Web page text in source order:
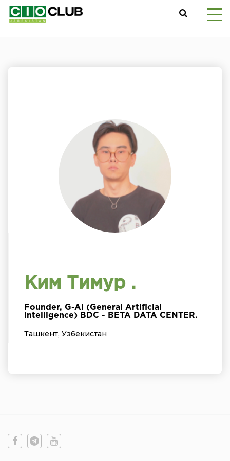
Ким Тимур .
Founder, G-AI (General Artificial
Intelligence) BDC - BETA DATA CENTER.
Ташкент, Узбекистан